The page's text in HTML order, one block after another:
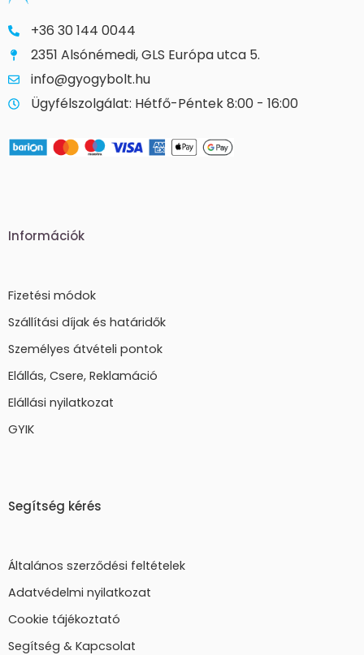
+36 30 144 0044
2351 Alsónémedi, GLS Európa utca 5.
info@gyogybolt.hu
Ügyfélszolgálat: Hétfő-Péntek 8:00 - 16:00
Információk
Fizetési módok
Szállítási díjak és határidők
Személyes átvételi pontok
Elállás, Csere, Reklamáció
Elállási nyilatkozat
GYIK
Segítség kérés
Általános szerződési feltételek
Adatvédelmi nyilatkozat
Cookie tájékoztató
Segítség & Kapcsolat